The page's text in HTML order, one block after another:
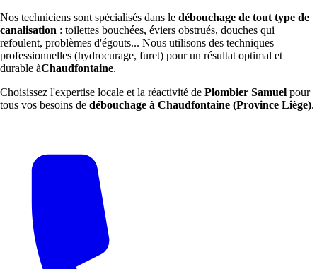
Nos techniciens sont spécialisés dans le débouchage de tout type de
canalisation : toilettes bouchées, éviers obstrués, douches qui
refoulent, problèmes d'égouts... Nous utilisons des techniques
professionnelles (hydrocurage, furet) pour un résultat optimal et
durable àChaudfontaine.
Choisissez l'expertise locale et la réactivité de Plombier Samuel pour
tous vos besoins de débouchage à Chaudfontaine (Province Liège).